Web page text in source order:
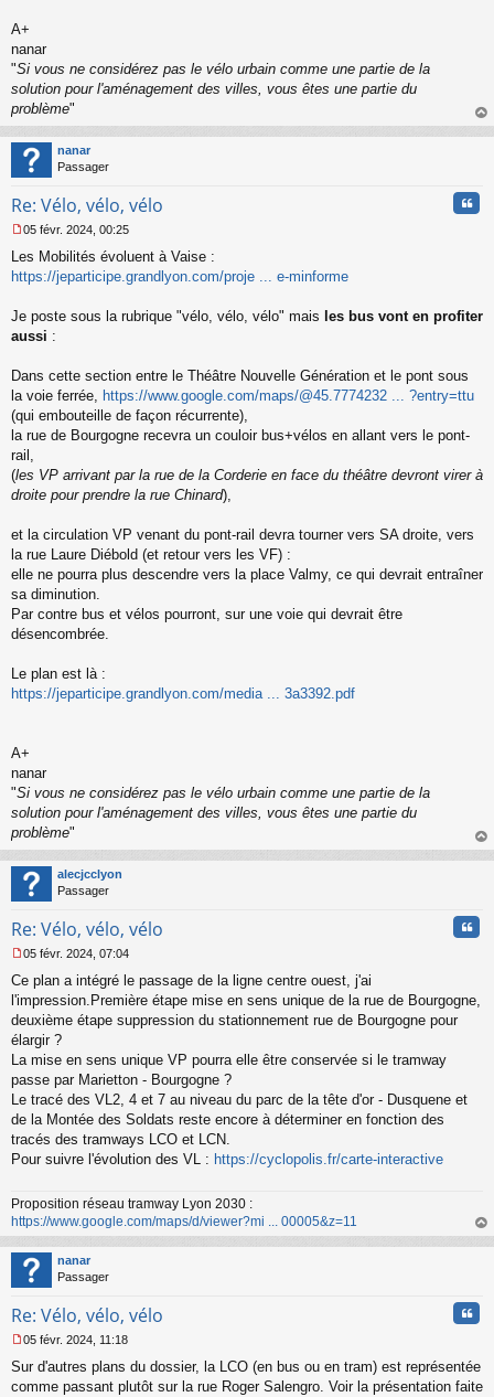
o
n
l
u
A+
nanar
"Si vous ne considérez pas le vélo urbain comme une partie de la
solution pour l'aménagement des villes, vous êtes une partie du
problème"
au
nanar
Passager
Re: Vélo, vélo, vélo
e
s
g
e
o
n
u
05 févr. 2024, 00:25
Les Mobilités évoluent à Vaise :
https://jeparticipe.grandlyon.com/proje ... e-minforme
Je poste sous la rubrique "vélo, vélo, vélo" mais les bus vont en profiter
aussi :
Dans cette section entre le Théâtre Nouvelle Génération et le pont sous
la voie ferrée, https://www.google.com/maps/@45.7774232 ... ?entry=ttu
(qui embouteille de façon récurrente),
la rue de Bourgogne recevra un couloir bus+vélos en allant vers le pont-
rail,
(les VP arrivant par la rue de la Corderie en face du théâtre devront virer à
droite pour prendre la rue Chinard),
et la circulation VP venant du pont-rail devra tourner vers SA droite, vers
la rue Laure Diébold (et retour vers les VF) :
elle ne pourra plus descendre vers la place Valmy, ce qui devrait entraîner
sa diminution.
Par contre bus et vélos pourront, sur une voie qui devrait être
désencombrée.
Le plan est là :
https://jeparticipe.grandlyon.com/media ... 3a3392.pdf
A+
nanar
"Si vous ne considérez pas le vélo urbain comme une partie de la
solution pour l'aménagement des villes, vous êtes une partie du
problème"
au
alecjcclyon
Passager
Re: Vélo, vélo, vélo
e
s
s
g
e
n
o
n
u
05 févr. 2024, 07:04
Ce plan a intégré le passage de la ligne centre ouest, j'ai
l'impression.Première étape mise en sens unique de la rue de Bourgogne,
deuxième étape suppression du stationnement rue de Bourgogne pour
élargir ?
La mise en sens unique VP pourra elle être conservée si le tramway
passe par Marietton - Bourgogne ?
Le tracé des VL2, 4 et 7 au niveau du parc de la tête d'or - Dusquene et
de la Montée des Soldats reste encore à déterminer en fonction des
tracés des tramways LCO et LCN.
Pour suivre l'évolution des VL : https://cyclopolis.fr/carte-interactive
Proposition réseau tramway Lyon 2030 :
https://www.google.com/maps/d/viewer?mi ... 00005&z=11
au
nanar
Passager
Re: Vélo, vélo, vélo
e
s
05 févr. 2024, 11:18
Sur d'autres plans du dossier, la LCO (en bus ou en tram) est représentée
comme passant plutôt sur la rue Roger Salengro. Voir la présentation faite